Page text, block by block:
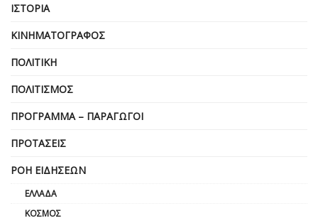
ΙΣΤΟΡΊΑ
ΚΙΝΗΜΑΤΟΓΡΆΦΟΣ
ΠΟΛΙΤΙΚΉ
ΠΟΛΙΤΙΣΜΌΣ
ΠΡΌΓΡΑΜΜΑ – ΠΑΡΑΓΩΓΟΊ
ΠΡΟΤΆΣΕΙΣ
ΡΟΉ ΕΙΔΉΣΕΩΝ
ΕΛΛΆΔΑ
ΚΌΣΜΟΣ